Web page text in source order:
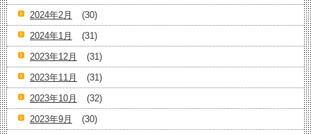
2024年2月
(30)
2024年1月
(31)
2023年12月
(31)
2023年11月
(31)
2023年10月
(32)
2023年9月
(30)